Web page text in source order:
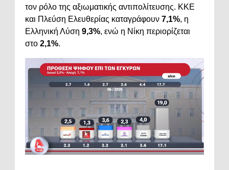
τον ρόλο της αξιωματικής αντιπολίτευσης. ΚΚΕ
και Πλεύση Ελευθερίας καταγράφουν 7,1%, η
Ελληνική Λύση 9,3%, ενώ η Νίκη περιορίζεται
στο 2,1%.